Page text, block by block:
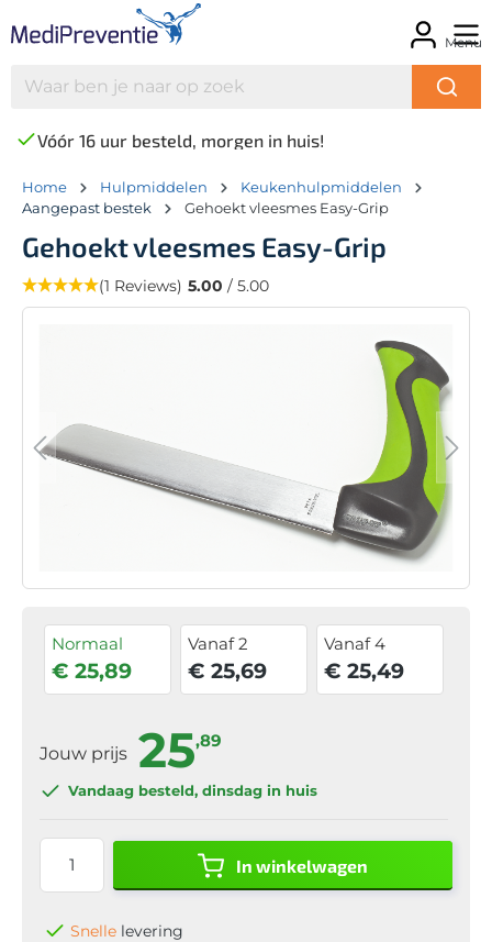
Menu
Vóór 16 uur besteld, morgen in huis!
Home Hulpmiddelen
Keukenhulpmiddelen
Aangepast bestek
Gehoekt vleesmes Easy-Grip
Gehoekt vleesmes Easy-Grip
(1 Reviews) 5.00 / 5.00
Normaal
€ 25,89
Vanaf 2
€ 25,69
Vanaf 4
€ 25,49
Jouw prijs 25,89
Vandaag besteld, dinsdag in huis
In winkelwagen
Snelle levering